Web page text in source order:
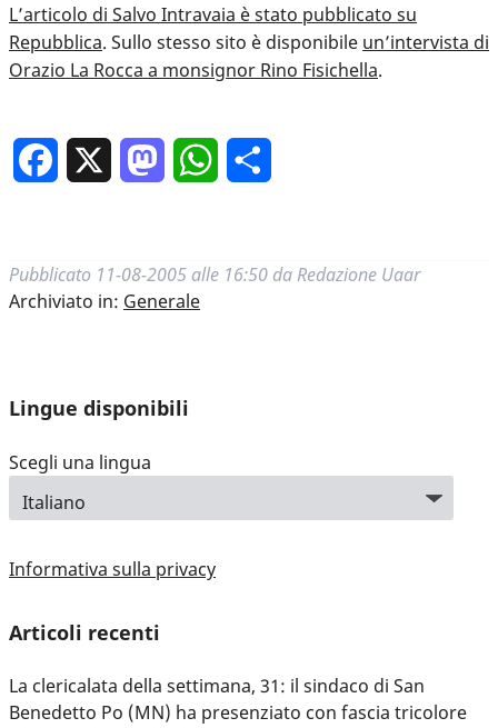
L’articolo di Salvo Intravaia è stato pubblicato su
Repubblica. Sullo stesso sito è disponibile un’intervista di
Orazio La Rocca a monsignor Rino Fisichella.
Facebook MastodonWhatsApp
Pubblicato 11-08-2005 alle 16:50 da Redazione Uaar
Archiviato in: Generale
Lingue disponibili
Scegli una lingua
Informativa sulla privacy
Articoli recenti
La clericalata della settimana, 31: il sindaco di San
Benedetto Po (MN) ha presenziato con fascia tricolore